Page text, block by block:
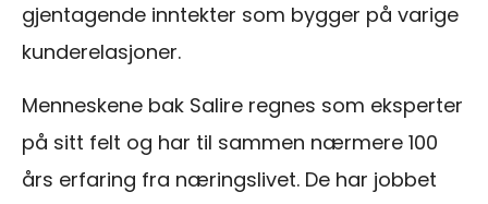
gjentagende inntekter som bygger på varige
kunderelasjoner.
Menneskene bak Salire regnes som eksperter
på sitt felt og har til sammen nærmere 100
års erfaring fra næringslivet. De har jobbet